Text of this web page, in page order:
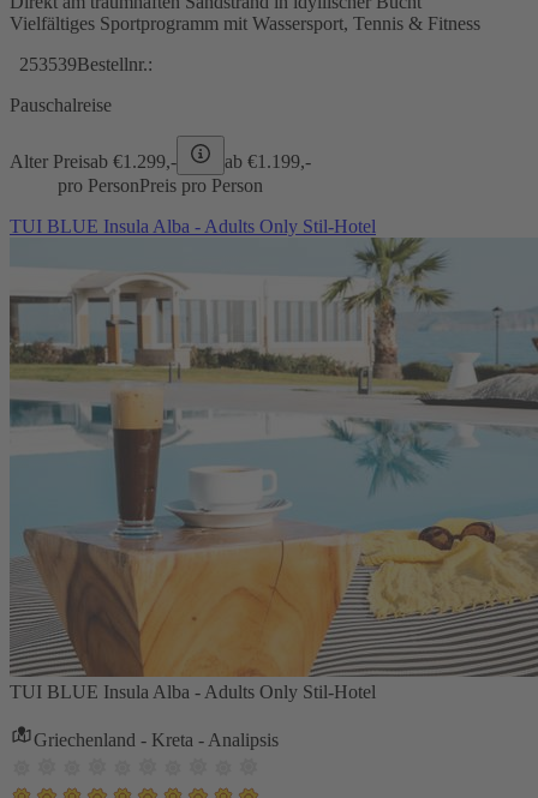
Vielfältiges Sportprogramm mit Wassersport, Tennis & Fitness
253539Bestellnr.:
Pauschalreise
Alter Preisab €1.299,- ab €1.199,-
pro PersonPreis pro Person
TUI BLUE Insula Alba - Adults Only Stil-Hotel
TUI BLUE Insula Alba - Adults Only Stil-Hotel
Griechenland - Kreta - Analipsis